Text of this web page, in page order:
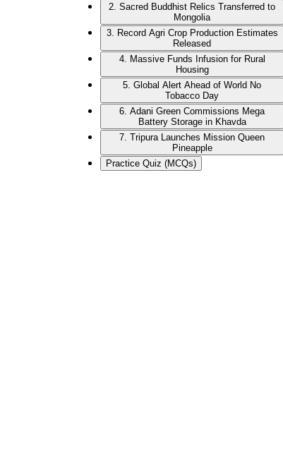
2. Sacred Buddhist Relics Transferred to
Mongolia
3. Record Agri Crop Production Estimates
Released
4. Massive Funds Infusion for Rural
Housing
5. Global Alert Ahead of World No
Tobacco Day
6. Adani Green Commissions Mega
Battery Storage in Khavda
7. Tripura Launches Mission Queen
Pineapple
Practice Quiz (MCQs)